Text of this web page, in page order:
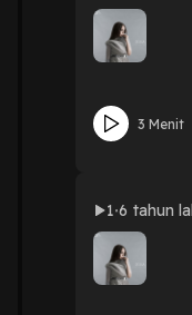
3 Menit
1 6 tahun